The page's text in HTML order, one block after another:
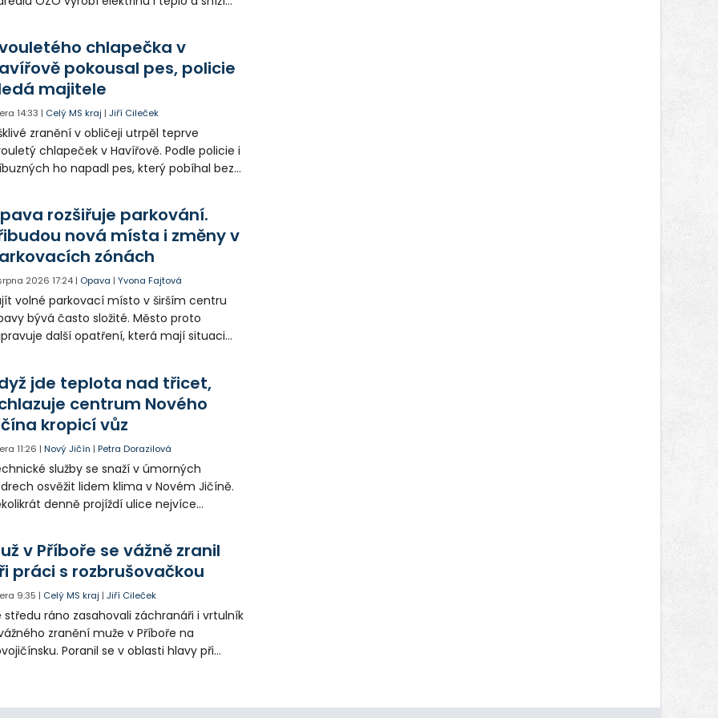
chlapečka v
pokousal pes, policie
majitele
14:33 | Celý MS kraj |Jiří Cileček
zranění v obličeji utrpěl teprve
chlapeček v Havířově. Podle policie i
ho napadl pes, který pobíhal bez
Případem už se zabývá policie, která
psa hledá.
rozšiřuje parkování.
nová místa i změny v
zónách
2026 17:24 | Opava |Yvona Fajtová
volné parkovací místo v širším centru
bývá často složité. Město proto
další opatření, která mají situaci
řidiče v parkovacích zónách.
jde teplota nad třicet,
centrum Nového
kropicí vůz
11:26 |Nový Jičín |Petra Dorazilová
služby se snaží v úmorných
osvěžit lidem klima v Novém Jičíně.
denně projíždí ulice nejvíce
v Příboře se vážně zranil
práci s rozbrušovačkou
9:35 | Celý MS kraj |Jiří Cileček
středu ráno zasahovali záchranáři i vrtulník
zranění muže v Příboře na
Poranil se v oblasti hlavy při